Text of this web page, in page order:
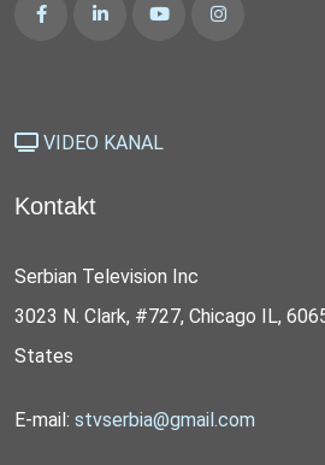
VIDEO KANAL
Kontakt
Serbian Television Inc
3023 N. Clark, #727, Chicago IL,
States
E-mail: stvserbia@gmail.com